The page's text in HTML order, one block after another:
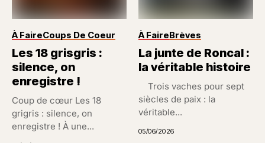
À FaireCoups De Coeur
Les 18 grisgris :
silence, on
enregistre !
Coup de cœur Les 18
grigris : silence, on
enregistre ! À une...
À FaireBrèves
La junte de Roncal :
la véritable histoire
Trois vaches pour sept
siècles de paix : la
véritable...
05/06/2026